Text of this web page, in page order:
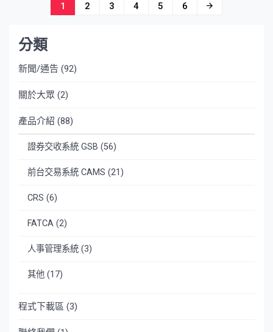
1 2 3 4 5 6
分類
新聞/通告 (92)
關於大眾 (2)
產品介紹 (88)
證券交收系統 GSB (56)
前台交易系統 CAMS (21)
CRS (6)
FATCA (2)
人事管理系統 (3)
其他 (17)
程式下載區 (3)